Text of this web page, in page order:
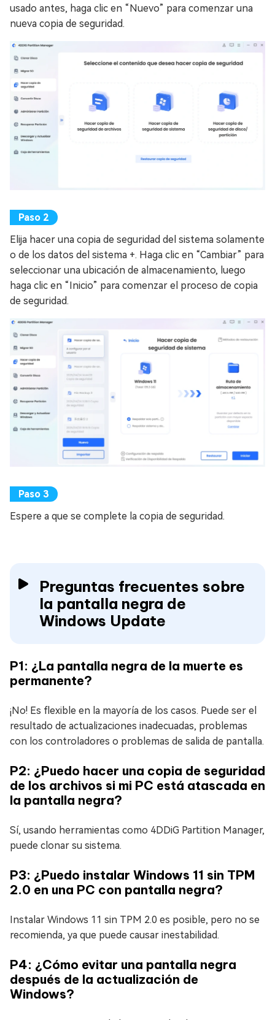
usado antes, haga clic en “Nuevo” para comenzar una
nueva copia de seguridad.
Elija hacer una copia de seguridad del sistema solamente
o de los datos del sistema +. Haga clic en “Cambiar” para
seleccionar una ubicación de almacenamiento, luego
haga clic en “Inicio” para comenzar el proceso de copia
de seguridad.
Espere a que se complete la copia de seguridad.
Preguntas frecuentes sobre
la pantalla negra de
Windows Update
P1: ¿La pantalla negra de la muerte es
permanente?
¡No! Es flexible en la mayoría de los casos. Puede ser el
resultado de actualizaciones inadecuadas, problemas
con los controladores o problemas de salida de pantalla.
P2: ¿Puedo hacer una copia de seguridad
de los archivos si mi PC está atascada en
la pantalla negra?
Sí, usando herramientas como 4DDiG Partition Manager,
puede clonar su sistema.
P3: ¿Puedo instalar Windows 11 sin TPM
2.0 en una PC con pantalla negra?
Instalar Windows 11 sin TPM 2.0 es posible, pero no se
recomienda, ya que puede causar inestabilidad.
P4: ¿Cómo evitar una pantalla negra
después de la actualización de
Windows?